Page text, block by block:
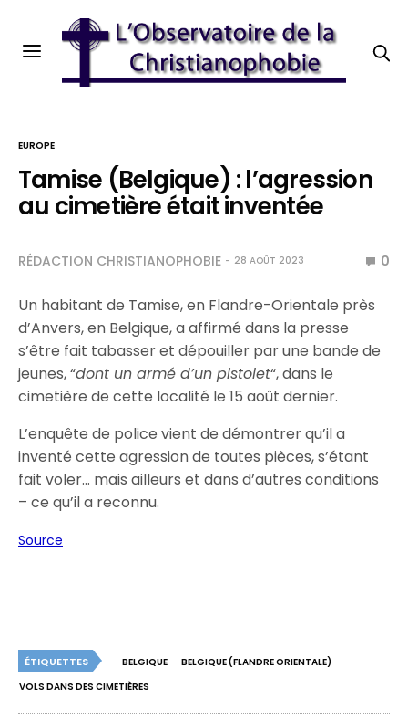
EUROPE
Tamise (Belgique) : l’agression
au cimetière était inventée
RÉDACTION CHRISTIANOPHOBIE 28 AOÛT 2023 0
Un habitant de Tamise, en Flandre-Orientale près
d’Anvers, en Belgique, a affirmé dans la presse
s’être fait tabasser et dépouiller par une bande de
jeunes, “dont un armé d’un pistolet“, dans le
cimetière de cette localité le 15 août dernier.
L’enquête de police vient de démontrer qu’il a
inventé cette agression de toutes pièces, s’étant
fait voler… mais ailleurs et dans d’autres conditions
– ce qu’il a reconnu.
Source
ÉTIQUETTES BELGIQUE
BELGIQUE (FLANDRE ORIENTALE)
VOLS DANS DES CIMETIÈRES